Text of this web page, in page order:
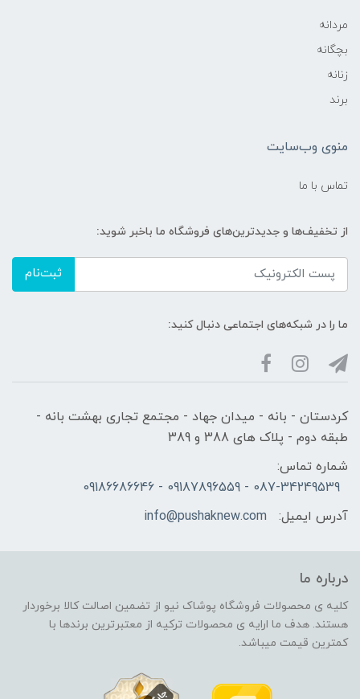
مردانه
بچگانه
زنانه
برند
منوی وب‌سایت
تماس با ما
از تخفیف‌ها و جدیدترین‌های فروشگاه ما باخبر شوید:
ثبت‌نام
ما را در شبکه‌های اجتماعی دنبال کنید:
کردستان - بانه - میدان جهاد - مجتمع تجاری بهشت بانه -
طبقه دوم - پلاک های 388 و 389
شماره تماس:
087-34249539 - 09187896559 - 09186686646
آدرس ایمیل:
info@pushaknew.com
درباره ما
کلیه ی محصولات فروشگاه پوشاک نیو از تضمین اصالت کالا برخوردار
هستند. هدف ما ارایه ی محصولات ترکیه از معتبرترین برندها با
کمترین قیمت میباشد.